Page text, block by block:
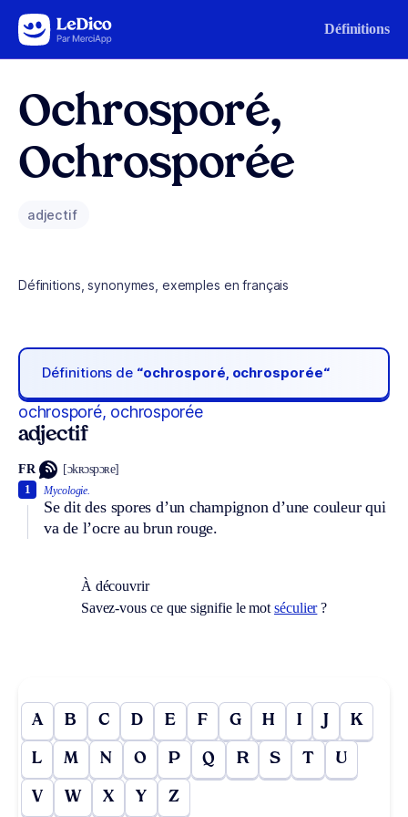
Aller au contenu Définitions
Ochrosporé,
Ochrosporée
adjectif
Définitions, synonymes, exemples en français
Définitions de “ochrosporé, ochrosporée“
ochrosporé, ochrosporée
adjectif
FR [ɔkʀɔspɔʀe]
Mycologie.
Se dit des spores d’un champignon d’une couleur qui
va de l’ocre au brun rouge.
1
À découvrir
Savez-vous ce que signifie le motséculier?
A B C D E F G H I J K
L M N O P Q R S T U
V W X Y Z